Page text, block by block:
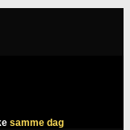
samme dag